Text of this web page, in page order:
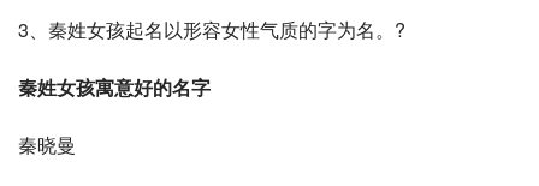
3、秦姓女孩起名以形容女性气质的字为名。?
秦姓女孩寓意好的名字
秦晓曼